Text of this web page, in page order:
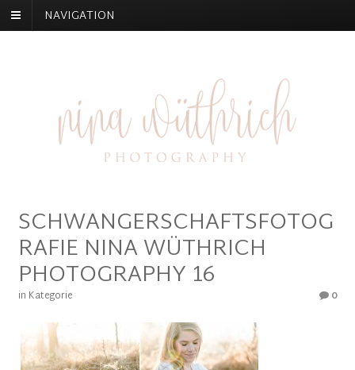
NAVIGATION
SCHWANGERSCHAFTSFOTOG
RAFIE NINA WÜTHRICH
PHOTOGRAPHY 16
in Kategorie 0